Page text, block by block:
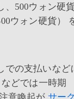
、500ウォン硬
ウォン硬貨）
の支払いなど
などでは一時期